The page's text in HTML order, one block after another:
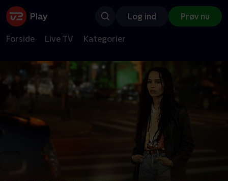
Log ind Prøv nu
Forside Live TV Kategorier